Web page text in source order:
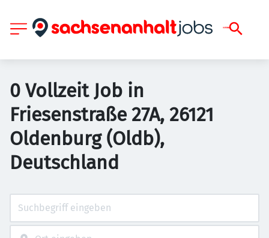
0 Vollzeit Job in
Friesenstraße 27A, 26121
Oldenburg (Oldb),
Deutschland